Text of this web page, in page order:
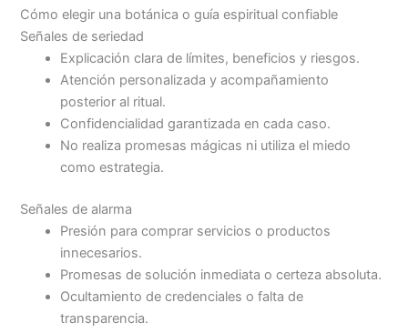
Cómo elegir una botánica o guía espiritual confiable
Señales de seriedad
Explicación clara de límites, beneficios y riesgos.
Atención personalizada y acompañamiento
posterior al ritual.
Confidencialidad garantizada en cada caso.
No realiza promesas mágicas ni utiliza el miedo
como estrategia.
Señales de alarma
Presión para comprar servicios o productos
innecesarios.
Promesas de solución inmediata o certeza absoluta.
Ocultamiento de credenciales o falta de
transparencia.